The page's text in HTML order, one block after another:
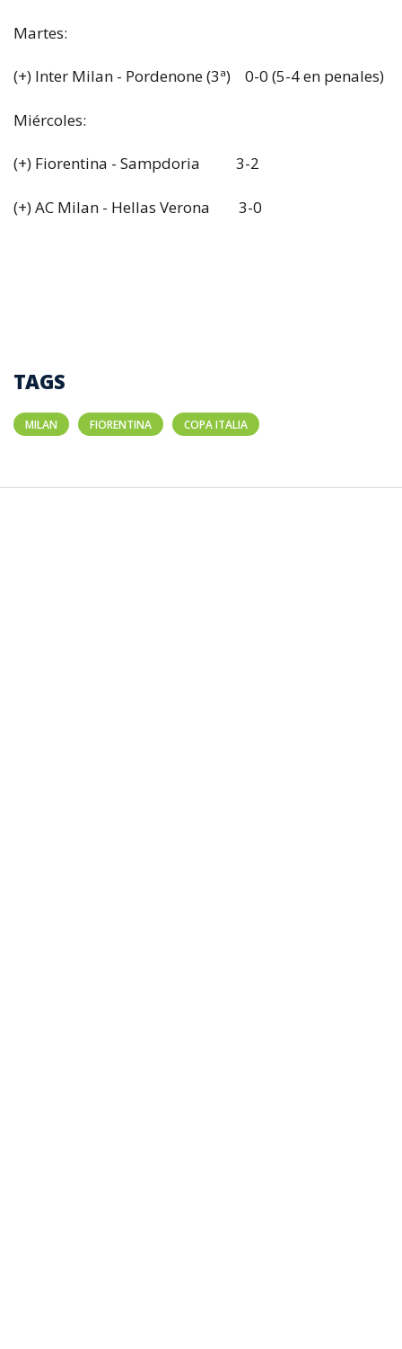
Martes:
(+) Inter Milan - Pordenone (3ª) 0-0 (5-4 en penales)
Miércoles:
(+) Fiorentina - Sampdoria 3-2
(+) AC Milan - Hellas Verona 3-0
TAGS
MILAN FIORENTINA COPA ITALIA